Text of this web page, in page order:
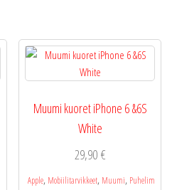
Muumi kuoret iPhone 6 &6S
White
29,90 €
Apple, Mobiilitarvikkeet, Muumi, Puhelim